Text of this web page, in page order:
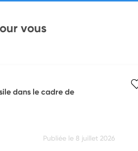
vous
dans le cadre de
Publiée le 8 juillet 2026